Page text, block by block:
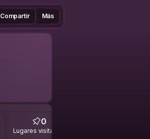
Compartir Más
0
Lugares visitados